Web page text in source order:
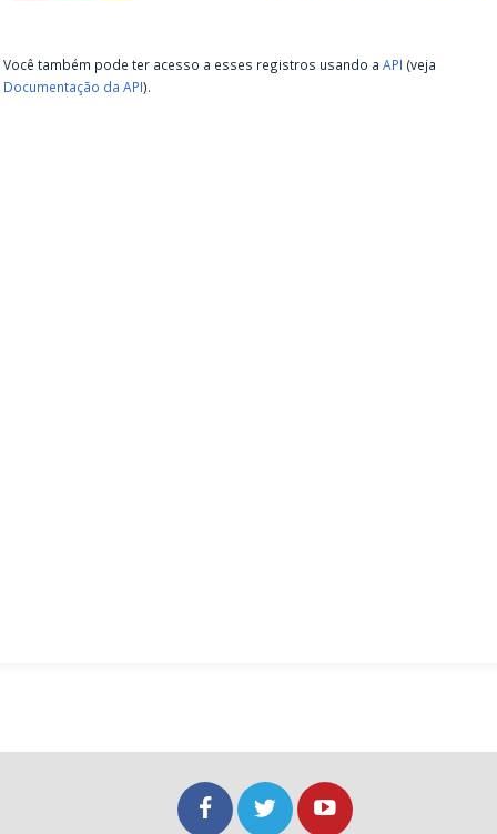
Você também pode ter acesso a esses registros usando a API (veja
Documentação da API).